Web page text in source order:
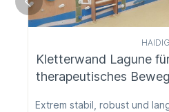
Kletterwand Lagune
therapeutisches
Extrem stabil, robust und